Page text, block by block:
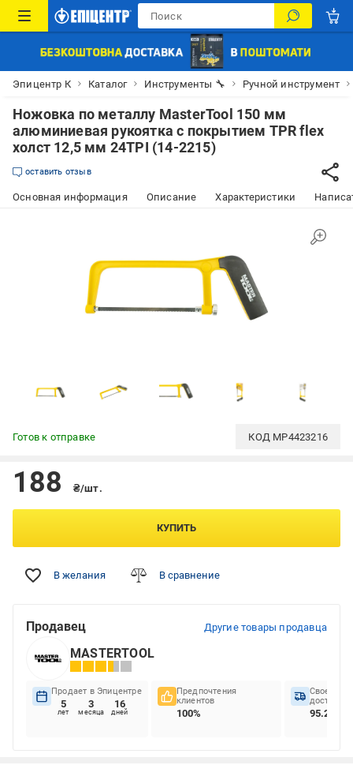
Эпицентр К Каталог Инструменты 🔧 Ручной инструмент
Ножовка по металлу MasterTool 150 мм
алюминиевая рукоятка с покрытием TPR flex
холст 12,5 мм 24TPI (14-2215)
оставить отзыв
Основная информация Описание Характеристики
Готов к отправке КОД MP4423216
188 ₴/шт.
КУПИТЬ
В желания В сравнение
Продавец Другие товары продавца
MASTERTOOL
Продает в Эпицентре
5
лет
3
месяца
16
дней
Предпочтения
клиентов
100%
доставок
95.24%